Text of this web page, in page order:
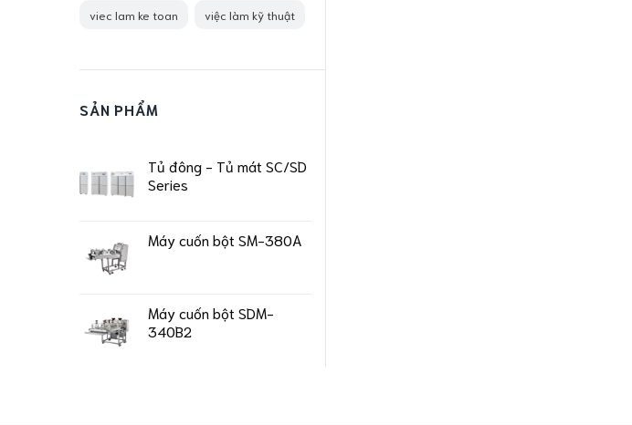
viec lam ke toan việc làm kỹ thuật
SẢN PHẨM
Tủ đông - Tủ mát SC/SD
Series
Máy cuốn bột SM-380A
Máy cuốn bột SDM-
340B2